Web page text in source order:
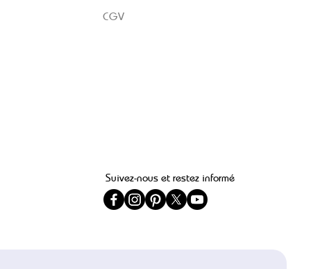
CGV
Suivez-nous et restez informé